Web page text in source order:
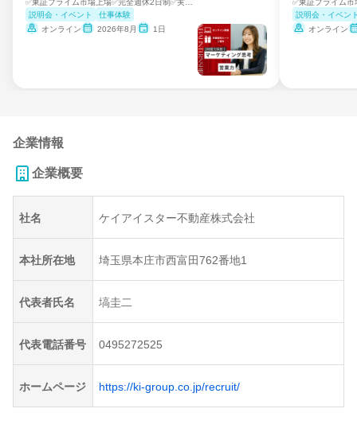
説明会・イベント
仕事体験
オンライン
2026年8月 1日
説明会・イベン
オンライン
企業情報
企業概要
社名 ケイアイスター不動産株式会社
本社所在地 埼玉県本庄市西富田762番地1
代表者氏名 塙圭二
代表電話番号 0495272525
ホームページ https://ki-group.co.jp/recruit/